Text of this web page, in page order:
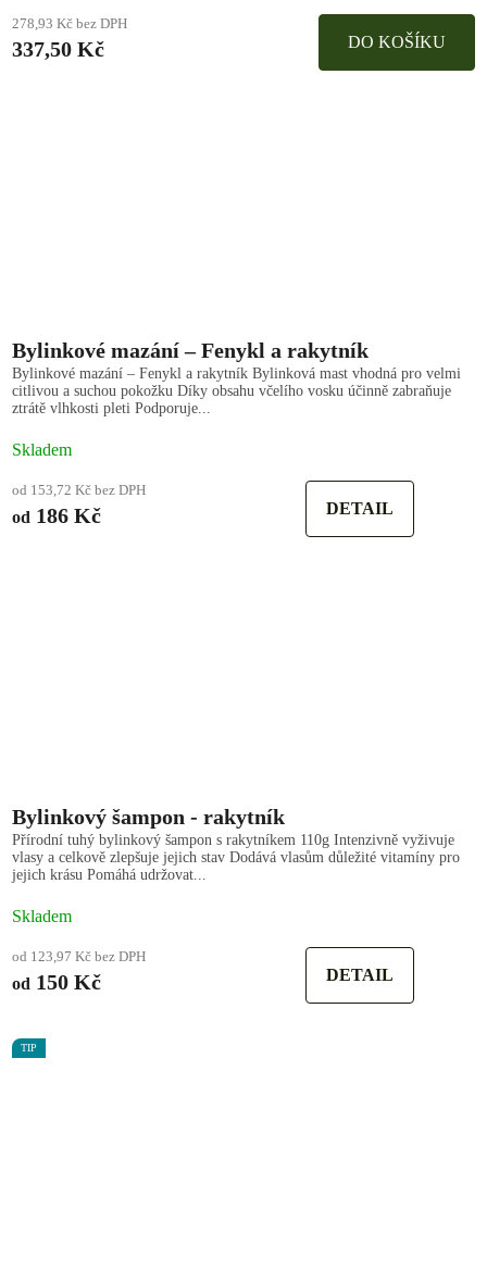
278,93 Kč bez DPH
337,50 Kč DO KOŠÍKU
Bylinkové mazání – Fenykl a rakytník
Bylinkové mazání – Fenykl a rakytník Bylinková mast vhodná pro velmi
citlivou a suchou pokožku Díky obsahu včelího vosku účinně zabraňuje
ztrátě vlhkosti pleti Podporuje...
Skladem
od 153,72 Kč bez DPH
od 186 Kč DETAIL
Bylinkový šampon - rakytník
Přírodní tuhý bylinkový šampon s rakytníkem 110g Intenzivně vyživuje
vlasy a celkově zlepšuje jejich stav Dodává vlasům důležité vitamíny pro
jejich krásu Pomáhá udržovat...
Skladem
od 123,97 Kč bez DPH
od 150 Kč DETAIL
TIP